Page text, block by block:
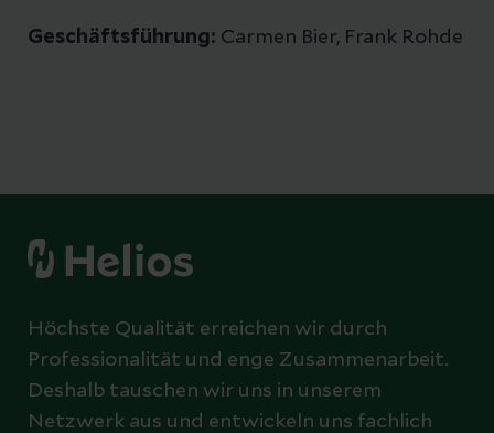
Geschäftsführung: Carmen Bier, Frank Rohde
Höchste Qualität erreichen wir durch
Professionalität und enge Zusammenarbeit.
Deshalb tauschen wir uns in unserem
Netzwerk aus und entwickeln uns fachlich